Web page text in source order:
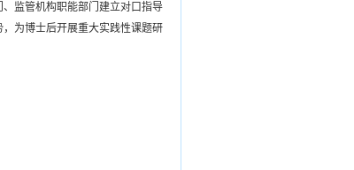
监管机构职能部门建立对口指导
为博士后开展重大实践性课题研